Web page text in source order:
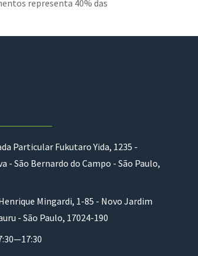
representa 40% das
Particular Fukutaro Yida, 1235 -
- São Bernardo do Campo - São Paulo,
Mingardi, 1-85 - Novo Jardim
- São Paulo, 17024-190